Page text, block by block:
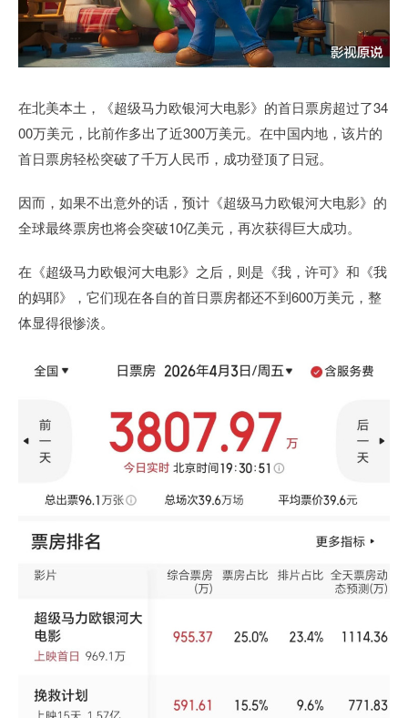
在北美本土，《超级马力欧银河大电影》的首日票房超过了34
00万美元，比前作多出了近300万美元。在中国内地，该片的
首日票房轻松突破了千万人民币，成功登顶了日冠。
因而，如果不出意外的话，预计《超级马力欧银河大电影》的
全球最终票房也将会突破10亿美元，再次获得巨大成功。
在《超级马力欧银河大电影》之后，则是《我，许可》和《我
的妈耶》，它们现在各自的首日票房都还不到600万美元，整
体显得很惨淡。